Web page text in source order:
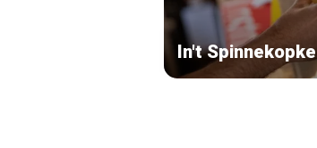
In't Spinnekopke